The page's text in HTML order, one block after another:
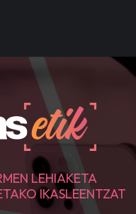
LEHIAKETA
IKASLEENTZAT